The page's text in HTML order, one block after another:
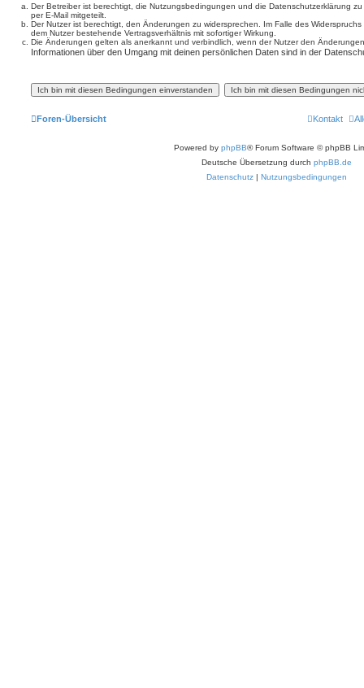
Der Betreiber ist berechtigt, die Nutzungsbedingungen und die Datenschutzerklärung
per E-Mail mitgeteilt.
Der Nutzer ist berechtigt, den Änderungen zu widersprechen. Im Falle des
dem Nutzer bestehende Vertragsverhältnis mit sofortiger Wirkung.
Die Änderungen gelten als anerkannt und verbindlich, wenn der Nutzer den
Informationen über den Umgang mit deinen persönlichen Daten sind in der
Foren-Übersicht Kontakt
Powered by phpBB® Forum Software © phpBB
Deutsche Übersetzung durch phpBB.de
Datenschutz | Nutzungsbedingungen